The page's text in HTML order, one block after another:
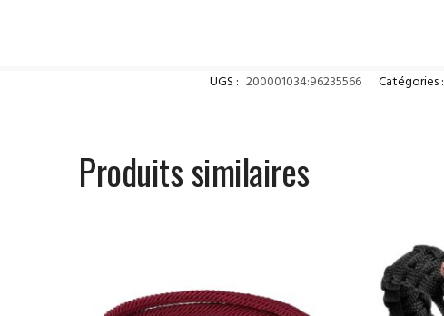
UGS : 200001034:96235566 Catégories :
Produits similaires